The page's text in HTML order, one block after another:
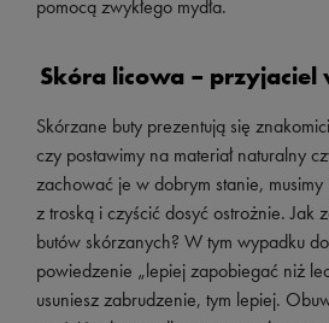
pomocą zwykłego mydła.
Skóra licowa –
Skórzane buty prezentują się
czy postawimy na materiał naturalny
zachować je w dobrym stanie,
z troską i czyścić dosyć ostrożnie. Jak
butów skórzanych? W tym wypadku
powiedzenie „lepiej zapobiegać niż
usuniesz zabrudzenie, tym lepiej.